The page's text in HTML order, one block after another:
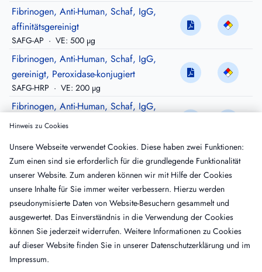
Fibrinogen, Anti-Human, Schaf, IgG,
affinitätsgereinigt
SAFG-AP · VE: 500 µg
Fibrinogen, Anti-Human, Schaf, IgG,
gereinigt, Peroxidase-konjugiert
SAFG-HRP · VE: 200 µg
Fibrinogen, Anti-Human, Schaf, IgG,
affinitätsgereinigt, Peroxidase-konjugiert
Fibrinogen, Anti-Kaninchen, Schaf, IgG,
gereinigt
SARFG-IG VE: 10 mg
Fibrinogen, Anti-Kaninchen, Schaf, IgG,
gereinigt, Peroxidase-konjugiert
SARFG-HRP · VE: 200 µg
Hinweis zu Cookies
Unsere Webseite verwendet Cookies. Diese haben zwei Funktionen:
Zum einen sind sie erforderlich für die grundlegende Funktionalität
unserer Website. Zum anderen können wir mit Hilfe der Cookies
unsere Inhalte für Sie immer weiter verbessern. Hierzu werden
pseudonymisierte Daten von Website-Besuchern gesammelt und
ausgewertet. Das Einverständnis in die Verwendung der Cookies
können Sie jederzeit widerrufen. Weitere Informationen zu Cookies
auf dieser Website finden Sie in unserer Datenschutzerklärung und im
Impressum.